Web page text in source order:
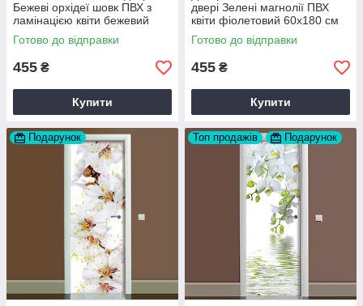
Бежеві орхідеї шовк ПВХ з
ламінацією квіти бежевий
60х180 см Happy Pocket
Z183475
Готово до відправки
455 ₴
Купити
двері Зелені магнолії ПВХ
квіти фіолетовий 60х180 см
Happy Pocket Z184212
Готово до відправки
455 ₴
Купити
Подарунок Топ продажів Подарунок